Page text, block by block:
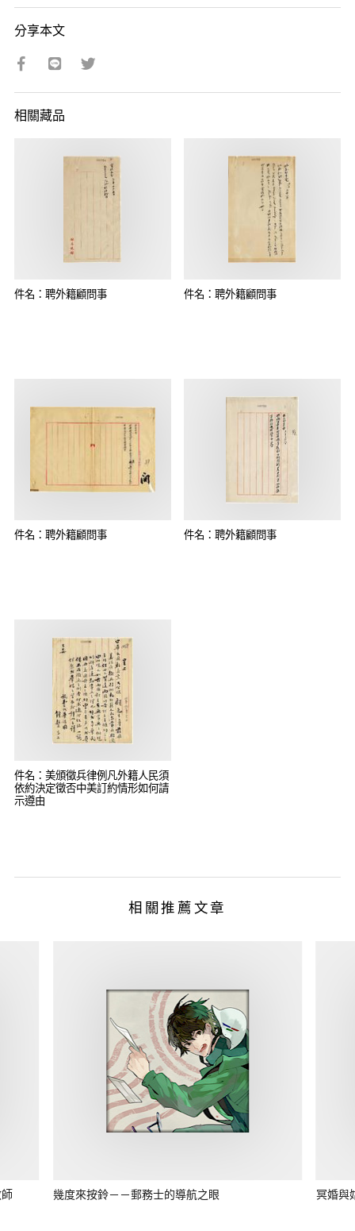
分享本文
相關藏品
件名：聘外籍顧問事 件名：聘外籍顧問事
件名：聘外籍顧問事 件名：聘外籍顧問事
件名：美頒徵兵律例凡外籍人民須
依約決定徵否中美訂約情形如何請
示遵由
相關推薦文章
幾度來按鈴－－郵務士的導航之眼 冥婚與